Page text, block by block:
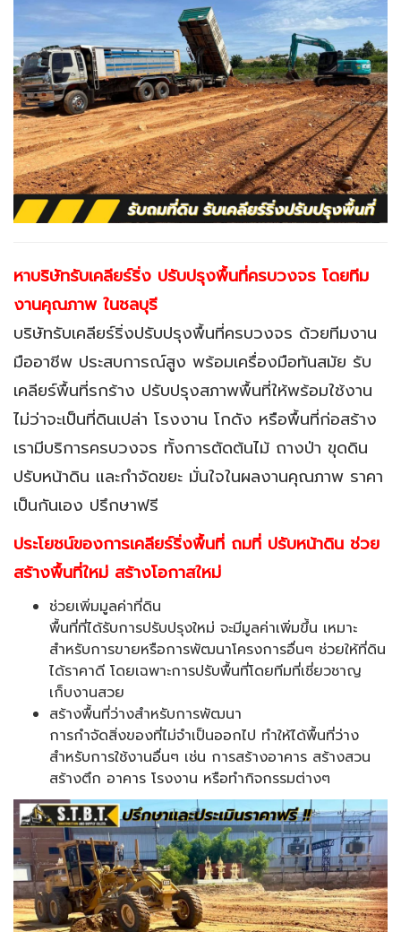
หาบริษัทรับเคลียร์ริ่ง ปรับปรุงพื้นที่ครบวงจร โดยทีม
งานคุณภาพในชลบุรี
บริษัทรับเคลียร์ริ่งปรับปรุงพื้นที่ครบวงจร ด้วยทีมงาน
มืออาชีพ ประสบการณ์สูง พร้อมเครื่องมือทันสมัย รับ
เคลียร์พื้นที่รกร้าง ปรับปรุงสภาพพื้นที่ให้พร้อมใช้งาน
ไม่ว่าจะเป็นที่ดินเปล่า โรงงาน โกดัง หรือพื้นที่ก่อสร้าง
เรามีบริการครบวงจร ทั้งการตัดต้นไม้ ถางป่า ขุดดิน
ปรับหน้าดิน และกำจัดขยะ มั่นใจในผลงานคุณภาพ ราคา
เป็นกันเอง ปรึกษาฟรี
ประโยชน์ของการเคลียร์ริ่งพื้นที่ ถมที่ ปรับหน้าดิน ช่วย
สร้างพื้นที่ใหม่ สร้างโอกาสใหม่
ช่วยเพิ่มมูลค่าที่ดิน
พื้นที่ที่ได้รับการปรับปรุงใหม่ จะมีมูลค่าเพิ่มขึ้น เหมาะ
สำหรับการขายหรือการพัฒนาโครงการอื่นๆ ช่วยให้ที่ดิน
ได้ราคาดี โดยเฉพาะการปรับพื้นที่โดยทีมที่เชี่ยวชาญ
เก็บงานสวย
สร้างพื้นที่ว่างสำหรับการพัฒนา
การกำจัดสิ่งของที่ไม่จำเป็นออกไป ทำให้ได้พื้นที่ว่าง
สำหรับการใช้งานอื่นๆ เช่น การสร้างอาคาร สร้างสวน
สร้างตึก อาคาร โรงงาน หรือทำกิจกรรมต่างๆ